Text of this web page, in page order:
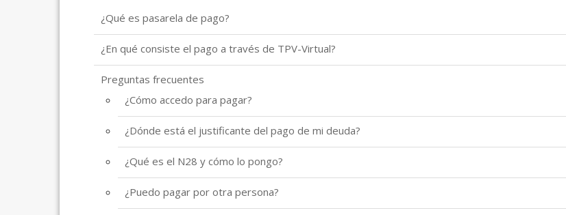
¿Qué es pasarela de pago?
¿En qué consiste el pago a través de TPV-Virtual?
Preguntas frecuentes
¿Cómo accedo para pagar?
¿Dónde está el justificante del pago de mi deuda?
¿Qué es el N28 y cómo lo pongo?
¿Puedo pagar por otra persona?